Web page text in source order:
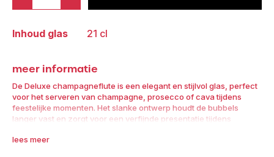
Krat:
Champagneflute
stuks)
aantal
Inhoud glas 21 cl
meer informatie
De Deluxe champagneflute is een elegant en stijlvol glas, perfect
voor het serveren van champagne, prosecco of cava tijdens
feestelijke momenten. Het slanke ontwerp houdt de bubbels
langer vast en zorgt voor een verfijnde presentatie tijdens
lees meer